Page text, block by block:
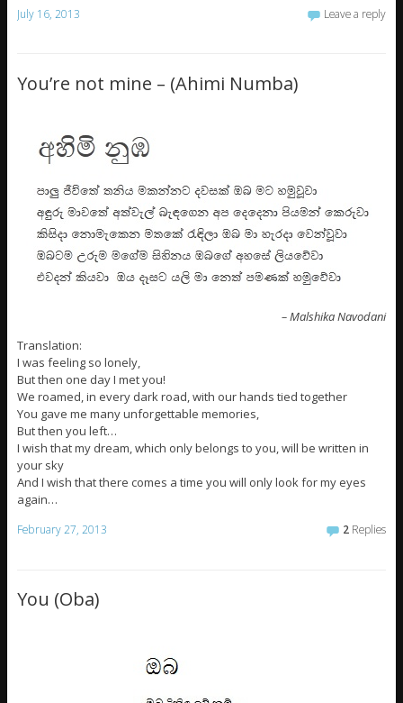
July 16, 2013 Leave a reply
You’re not mine – (Ahimi Numba)
– Malshika Navodani
Translation:
I was feeling so lonely,
But then one day I met you!
We roamed, in every dark road, with our hands tied together
You gave me many unforgettable memories,
But then you left…
I wish that my dream, which only belongs to you, will be written in
your sky
And I wish that there comes a time you will only look for my eyes
again…
February 27, 2013 2 Replies
You (Oba)